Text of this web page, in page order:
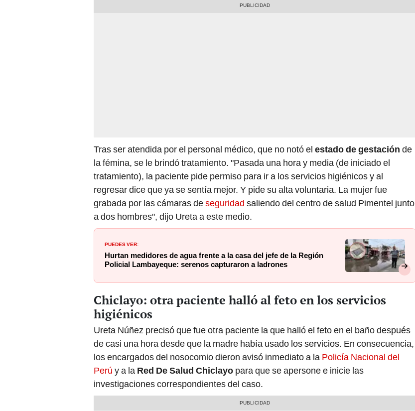
Tras ser atendida por el personal médico, que no notó el estado de gestación de
la fémina, se le brindó tratamiento. "Pasada una hora y media (de iniciado el
tratamiento), la paciente pide permiso para ir a los servicios higiénicos y al
regresar dice que ya se sentía mejor. Y pide su alta voluntaria. La mujer fue
grabada por las cámaras deseguridad saliendo del centro de salud Pimentel junto
a dos hombres", dijo Ureta a este medio.
PUEDES VER:
Hurtan medidores de agua frente a la casa del jefe de la Región
Policial Lambayeque: serenos capturaron a ladrones
Chiclayo: otra paciente halló al feto en los servicios
higiénicos
Ureta Núñez precisó que fue otra paciente la que halló el feto en el baño después
de casi una hora desde que la madre había usado los servicios. En consecuencia,
los encargados del nosocomio dieron avisó inmediato a la Policía Nacional del
Perú y a la Red De Salud Chiclayo para que se apersone e inicie las
investigaciones correspondientes del caso.